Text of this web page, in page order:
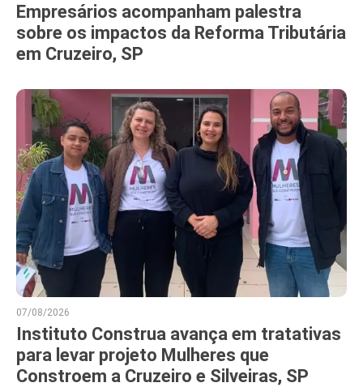
Empresários acompanham palestra
sobre os impactos da Reforma Tributária
em Cruzeiro, SP
07/08/2026
Instituto Construa avança em tratativas
para levar projeto Mulheres que
Constroem a Cruzeiro e Silveiras, SP